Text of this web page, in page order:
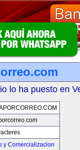
lo ha puesto en
y Comercializacion